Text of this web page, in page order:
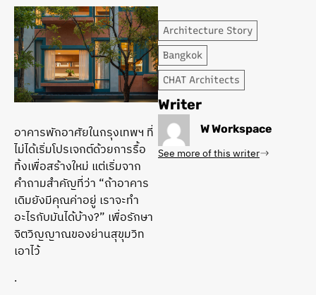
Architecture Story
Bangkok
CHAT Architects
Writer
W Workspace
See more of this writer
อาคารพักอาศัยในกรุงเทพฯ ที่
ไม่ได้เริ่มโปรเจกต์ด้วยการรื้อ
ทิ้งเพื่อสร้างใหม่ แต่เริ่มจาก
คำถามสำคัญที่ว่า “ถ้าอาคาร
เดิมยังมีคุณค่าอยู่ เราจะทำ
อะไรกับมันได้บ้าง?” เพื่อรักษา
จิตวิญญาณของย่านสุขุมวิท
เอาไว้
.